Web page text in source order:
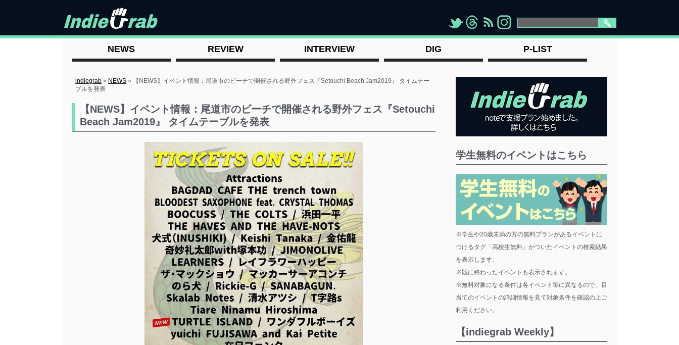
"> "> "> " >
NEWS REVIEW INTERVIEW DIG P-LIST
indiegrab » NEWS »
【NEWS】イベント情報：尾道市のビーチで開催される野外フェス『Setouchi Beach Jam2019』 タイムテー
ブルを発表
【NEWS】イベント情報：尾道市のビーチで開催される野外フェス『Setouchi
Beach Jam2019』 タイムテーブルを発表
学生無料のイベントはこちら
※学生や20歳未満の方の無料プランがあるイベントに
つけるタグ「高校生無料」がついたイベントの検索結果
を表示します。
※既に終わったイベントも表示されます。
※無料対象になる条件は各イベント毎に異なるので、目
当てのイベントの詳細情報を見て対象条件を確認の上ご
利用ください。
【indiegrab Weekly】